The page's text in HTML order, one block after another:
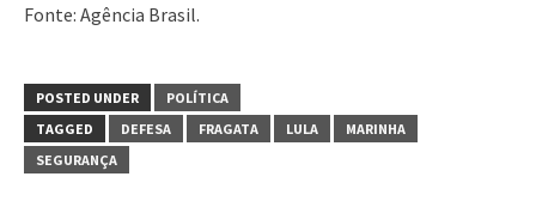
Fonte: Agência Brasil.
POSTED UNDER
POLÍTICA
TAGGED
DEFESA FRAGATA LULA
MARINHA
SEGURANÇA